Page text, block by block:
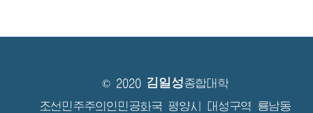
© 2020 김일성종합대학
조선민주주의인민공화국 평양시 대성구역 룡남동